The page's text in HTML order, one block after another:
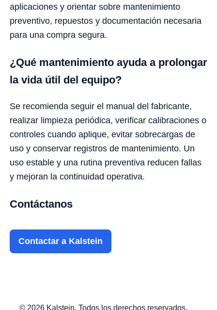
aplicaciones y orientar sobre mantenimiento
preventivo, repuestos y documentación necesaria
para una compra segura.
¿Qué mantenimiento ayuda a prolongar
la vida útil del equipo?
Se recomienda seguir el manual del fabricante,
realizar limpieza periódica, verificar calibraciones o
controles cuando aplique, evitar sobrecargas de
uso y conservar registros de mantenimiento. Un
uso estable y una rutina preventiva reducen fallas
y mejoran la continuidad operativa.
Contáctanos
Contactar a Kalstein
© 2026 Kalstein. Todos los derechos reservados.